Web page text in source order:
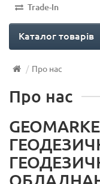
Trade-In
Каталог товарів
Про нас
Про нас